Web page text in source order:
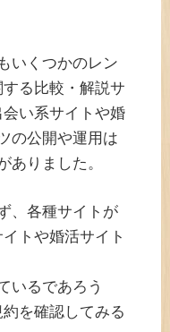
いくつかのレン
る比較・解説サ
い系サイトや婚
の公開や運用は
ありました。
、各種サイトが
トや婚活サイト
いるであろう
を確認してみる